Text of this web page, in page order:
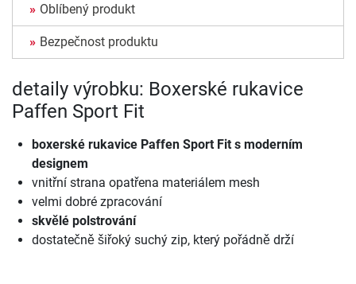
Oblíbený produkt
Bezpečnost produktu
detaily výrobku: Boxerské rukavice
Paffen Sport Fit
boxerské rukavice Paffen Sport Fit s moderním
designem
vnitřní strana opatřena materiálem mesh
velmi dobré zpracování
skvělé polstrování
dostatečně šiřoký suchý zip, který pořádně drží